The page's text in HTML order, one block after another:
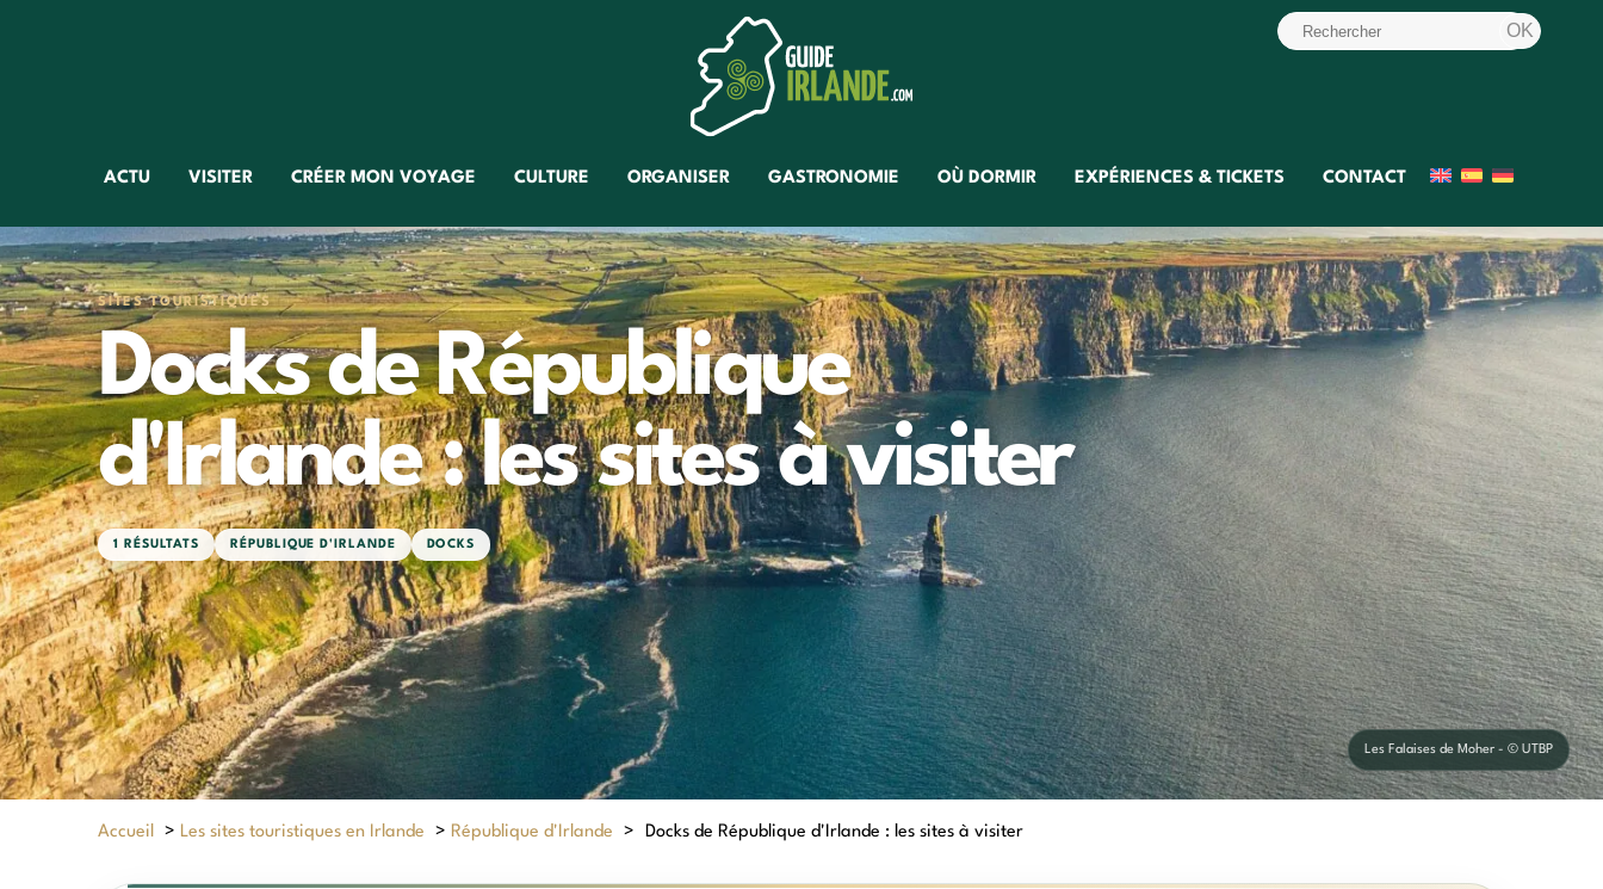
ACTU VISITER CRÉER MON VOYAGE CULTURE ORGANISER GASTRONOMIE OÙ DORMIR EXPÉRIENCES & TICKETS CONTACT
SITES TOURISTIQUES
Docks de République
d'Irlande : les sites à visiter
1 RÉSULTATS RÉPUBLIQUE D'IRLANDE DOCKS
Les Falaises de Moher - © UTBP
Accueil > Les sites touristiques en Irlande > République d'Irlande > Docks de République d'Irlande : les sites à visiter